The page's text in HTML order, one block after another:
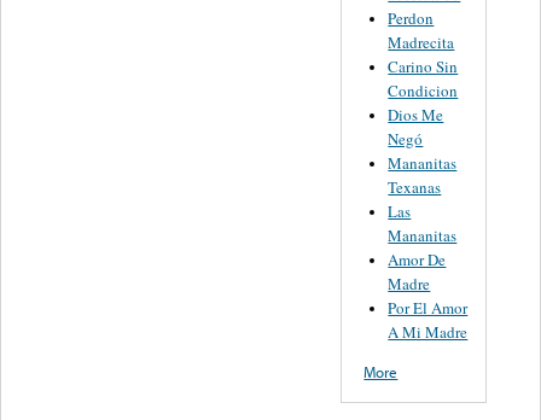
Perdon
Madrecita
Carino Sin
Condicion
Dios Me
Negó
Mananitas
Texanas
Las
Mananitas
Amor De
Madre
Por El Amor
A Mi Madre
More